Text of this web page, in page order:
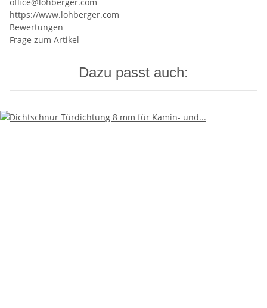
https://www.lohberger.com
Bewertungen
Frage zum Artikel
Dazu passt auch: